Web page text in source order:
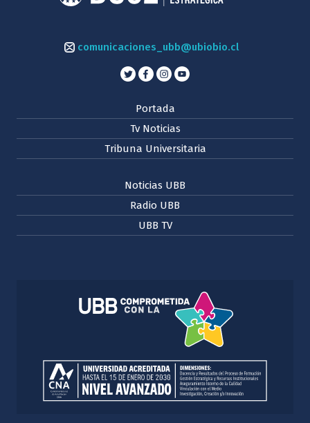
comunicaciones_ubb@ubiobio.cl
Portada
Tv Noticias
Tribuna Universitaria
Noticias UBB
Radio UBB
UBB TV